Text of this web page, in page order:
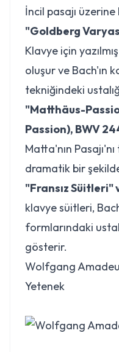
İncil pasajı
"Goldberg
Klavye için
oluşur ve Bach'ın
tekniğindeki
"Matthäus-
Passion), BWV
Matta'nın
dramatik bir
"Fransız Süitleri"
klavye süitleri,
formlarındaki
gösterir.
Wolfgang
Yetenek